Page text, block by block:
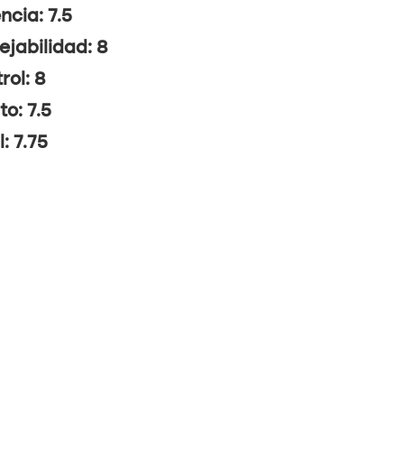
7.5
8
8
7.5
7.75